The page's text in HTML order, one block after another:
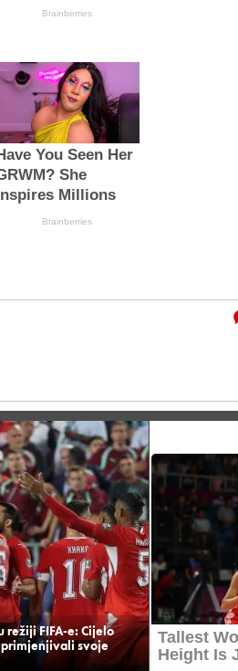
režiji FIFA-e: Cijelo
svoje